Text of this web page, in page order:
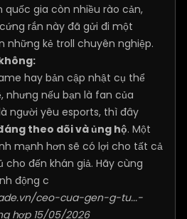
gia còn nhiều rào cản,
rắn này đã gửi đi một
những kẻ troll chuyên nghiệp.
hay bản cập nhật cụ thể
nhưng nếu bạn là fan của
người yêu esports, thì đây
theo dõi và ủng hộ. Một
mạnh hơn sẽ có lợi cho tất cả
đến khán giả. Hãy cùng
động c
ceo-cua-gen-g-tu...-
hợp 15/05/2026